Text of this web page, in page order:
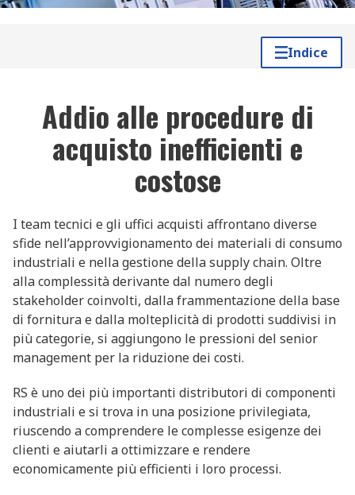
Indice
Addio alle procedure di
acquisto inefficienti e
costose
I team tecnici e gli uffici acquisti affrontano diverse
sfide nell’approvvigionamento dei materiali di consumo
industriali e nella gestione della supply chain. Oltre
alla complessità derivante dal numero degli
stakeholder coinvolti, dalla frammentazione della base
di fornitura e dalla molteplicità di prodotti suddivisi in
più categorie, si aggiungono le pressioni del senior
management per la riduzione dei costi.
RS è uno dei più importanti distributori di componenti
industriali e si trova in una posizione privilegiata,
riuscendo a comprendere le complesse esigenze dei
clienti e aiutarli a ottimizzare e rendere
economicamente più efficienti i loro processi.